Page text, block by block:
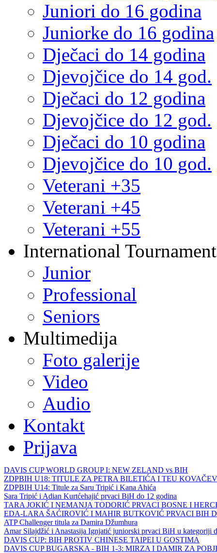
Juniori do 16 godina
Juniorke do 16 godina
Dječaci do 14 godina
Djevojčice do 14 god.
Dječaci do 12 godina
Djevojčice do 12 god.
Dječaci do 10 godina
Djevojčice do 10 god.
Veterani +35
Veterani +45
Veterani +55
International
Junior
Professional
Seniors
Multimedija
Foto galerije
Video
Audio
Kontakt
Prijava
DAVIS CUP WORLD GROUP I: NEW ZELAND vs BIH
ZDPBIH U18: TITULE ZA PETRA BILETIĆA I TEU
ZDPBIH U14: Titule za Saru Tripić i Kana Ahića
Sara Tripić i Adian Kurtćehajić prvaci BiH do 12 godina
TARA JOKIĆ I NEMANJA TODORIĆ PRVACI BOSNE I
EDA-LARA ŠAĆIROVIĆ I MAHIR BUTKOVIĆ PRVACI BIH
ATP Challenger titula za Damira Džumhura
Amar Silajdžić i Anastasija Ignjatić juniorski prvaci BiH u kategoriji
DAVIS CUP: BIH PROTIV CHINESE TAIPEI U GOSTIMA
DAVIS CUP BUGARSKA - BIH 1-3: MIRZA I DAMIR ZA